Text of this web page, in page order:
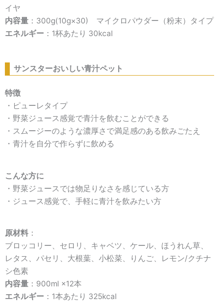
イヤ
内容量 ：300g(10g×30) マイクロパウダー（粉末）タイプ
エネルギー ：1杯あたり 30kcal
サンスターおいしい青汁ペット
特徴
・ピューレタイプ
・野菜ジュース感覚で青汁を飲むことができる
・スムージーのような濃厚さで満足感のある飲みごたえ
・青汁を自分で作らずに飲める
こんな方に
・野菜ジュースでは物足りなさを感じている方
・ジュース感覚で、手軽に青汁を飲みたい方
原材料 ：
ブロッコリー、セロリ、キャベツ、ケール、ほうれん草、
レタス、パセリ、大根葉、小松菜、りんご、レモン/クチナ
シ色素
内容量 ：900ml ×12本
エネルギー ：1本あたり 325kcal